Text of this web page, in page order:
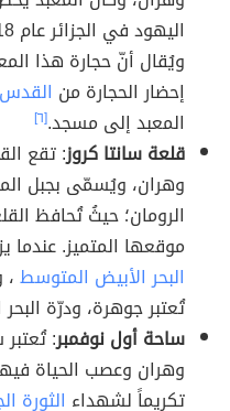
ويُقال أنّ حجارة هذا
إحضار الحجارة من القدس
المعبد إلى مسجد.[٦]
قلعة سانتا كروز: تقع
وهران، ويُسمّى بجبل
الرومان؛ حيثُ تُحافظ
موقعها المتميز. عندما
البحر الأبيض المتوسط،
تُعتبر جوهرة، ودرّة
ساحة أول نوفمبر:
وهران وعصب الحياة
تكريماً لشهداء الثورة